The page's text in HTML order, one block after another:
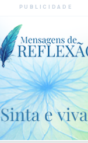
PUBLICIDADE